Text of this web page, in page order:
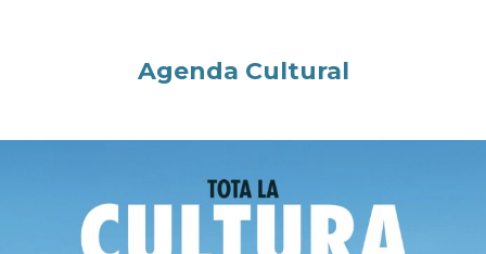
Agenda Cultural